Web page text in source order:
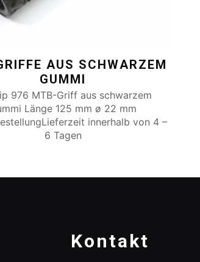
AUS SCHWARZEM
GUMMI
976 MTB-Griff aus schwarzem
Länge 125 mm ø 22 mm
innerhalb von 4 –
6 Tagen
Kontakt